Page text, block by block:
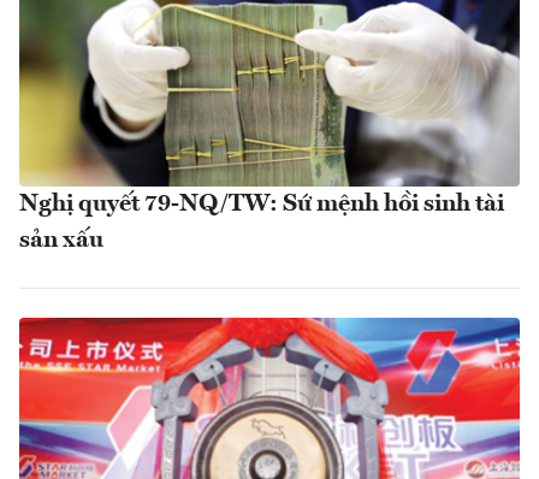
Nghị quyết 79-NQ/TW: Sứ mệnh hồi sinh tài
sản xấu